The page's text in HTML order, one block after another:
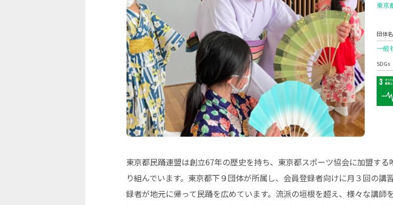
東京
団体名
一般
SDGs
東京都民踊連盟は創立67年の歴史を持ち、東京都スポーツ協会に加盟す
り組んでいます。東京都下９団体が所属し、会員登録者向けに月３回の
録者が地元に帰って民踊を広めています。流派の垣根を超え、様々な講師